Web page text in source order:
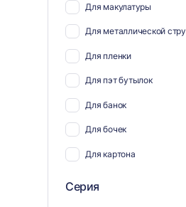
Для макулатуры
Для металлической
Для пленки
Для пэт бутылок
Для банок
Для бочек
Для картона
Серия